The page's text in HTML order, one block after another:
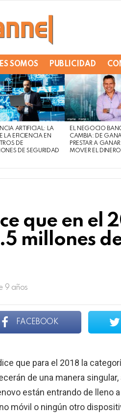
SOMOS PUBLICIDAD
ARTIFICIAL: LA
LA EFICIENCIA EN
DE
DE SEGURIDAD
EL NEGOCIO
CAMBIA: DE
PRESTAR A
MOVER EL DINERO
que en el
millones
9 años
FACEBOOK
que para el 2018 la
de una manera
están entrando de lleno
móvil o ningún otro